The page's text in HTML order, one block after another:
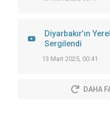
Diyarbakır’ın
Sergilendi
13 Mart 2025, 00:41
DAHA